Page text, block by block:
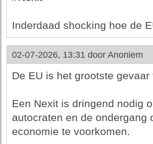
Inderdaad shocking hoe de
02-07-2026, 13:31 door Anoniem
De EU is het grootste
Een Nexit is dringend nodig
autocraten en de ondergang
economie te voorkomen.